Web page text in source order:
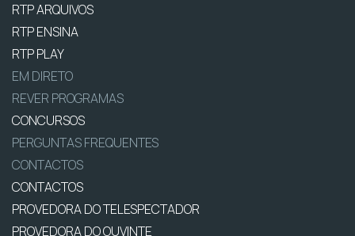
RTP ARQUIVOS
RTP ENSINA
RTP PLAY
EM DIRETO
REVER PROGRAMAS
CONCURSOS
PERGUNTAS FREQUENTES
CONTACTOS
CONTACTOS
PROVEDORA DO TELESPECTADOR
PROVEDORA DO OUVINTE